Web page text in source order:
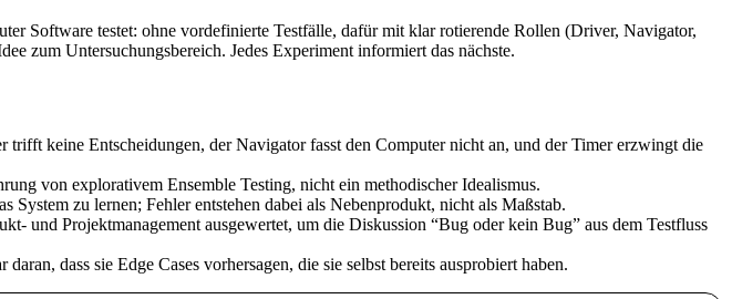
Software testet: ohne vordefinierte Testfälle, dafür mit klar rotierende Rollen (Driver, Navigator,
zum Untersuchungsbereich. Jedes Experiment informiert das nächste.
keine Entscheidungen, der Navigator fasst den Computer nicht an, und der Timer erzwingt die
von explorativem Ensemble Testing, nicht ein methodischer Idealismus.
System zu lernen; Fehler entstehen dabei als Nebenprodukt, nicht als Maßstab.
und Projektmanagement ausgewertet, um die Diskussion “Bug oder kein Bug” aus dem Testfluss
dass sie Edge Cases vorhersagen, die sie selbst bereits ausprobiert haben.